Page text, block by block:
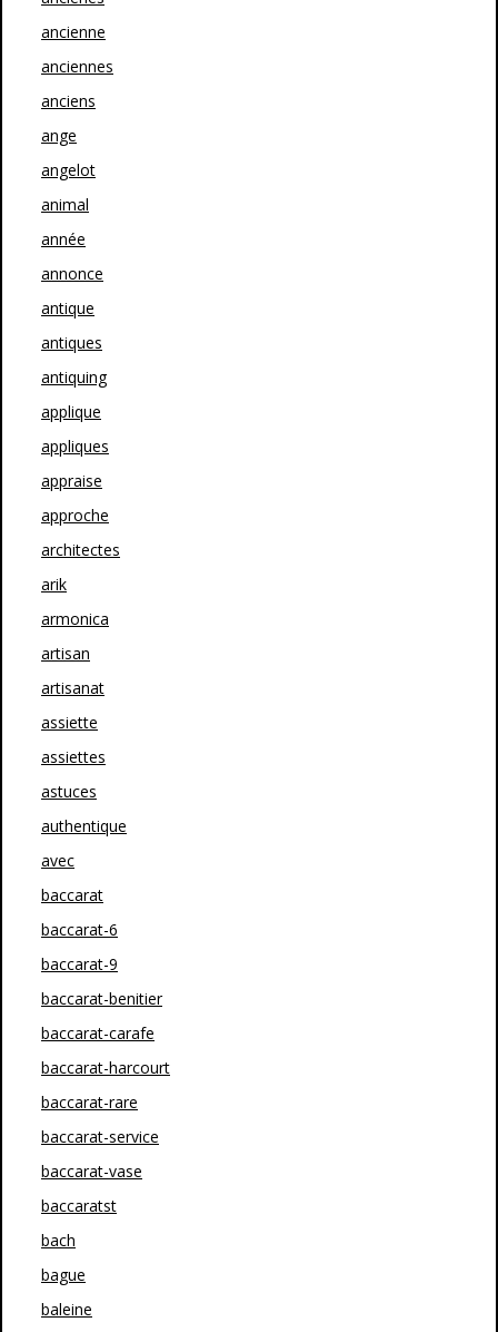
ancienne
anciennes
anciens
ange
angelot
animal
année
annonce
antique
antiques
antiquing
applique
appliques
appraise
approche
architectes
arik
armonica
artisan
artisanat
assiette
assiettes
astuces
authentique
avec
baccarat
baccarat-6
baccarat-9
baccarat-benitier
baccarat-carafe
baccarat-harcourt
baccarat-rare
baccarat-service
baccarat-vase
baccaratst
bach
bague
baleine